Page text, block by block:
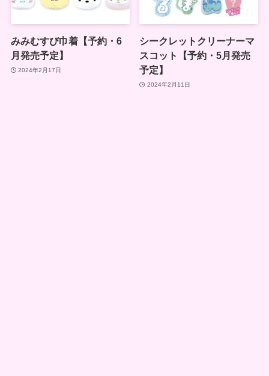
みみむすび巾着【予約・6
月発売予定】
2024年2月17日
シークレットクリーナーマ
スコット【予約・5月発売
予定】
2024年2月11日